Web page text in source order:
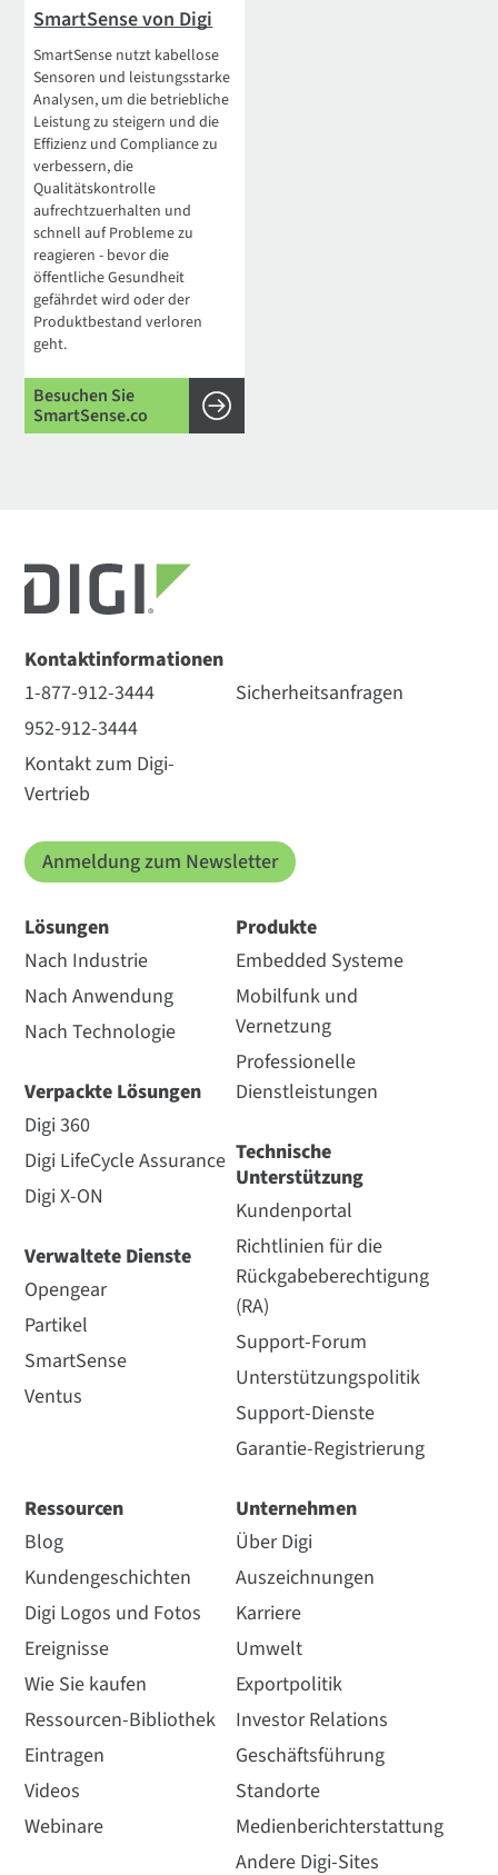
SmartSense von Digi
SmartSense nutzt kabellose
Sensoren und leistungsstarke
Analysen, um die betriebliche
Leistung zu steigern und die
Effizienz und Compliance zu
verbessern, die
Qualitätskontrolle
aufrechtzuerhalten und
schnell auf Probleme zu
reagieren - bevor die
öffentliche Gesundheit
gefährdet wird oder der
Produktbestand verloren
geht.
Besuchen Sie
SmartSense.co
Kontaktinformationen
1-877-912-3444
952-912-3444
Kontakt zum Digi-
Vertrieb
Sicherheitsanfragen
Anmeldung zum Newsletter
Lösungen
Nach Industrie
Nach Anwendung
Nach Technologie
Verpackte Lösungen
Digi 360
Digi LifeCycle Assurance
Digi X-ON
Verwaltete Dienste
Opengear
Partikel
SmartSense
Ventus
Produkte
Embedded Systeme
Mobilfunk und
Vernetzung
Professionelle
Dienstleistungen
Technische
Unterstützung
Kundenportal
Richtlinien für die
Rückgabeberechtigung
(RA)
Support-Forum
Unterstützungspolitik
Support-Dienste
Garantie-Registrierung
Ressourcen
Blog
Kundengeschichten
Digi Logos und Fotos
Ereignisse
Wie Sie kaufen
Ressourcen-Bibliothek
Eintragen
Videos
Webinare
Unternehmen
Über Digi
Auszeichnungen
Karriere
Umwelt
Exportpolitik
Investor Relations
Geschäftsführung
Standorte
Medienberichterstattung
Andere Digi-Sites